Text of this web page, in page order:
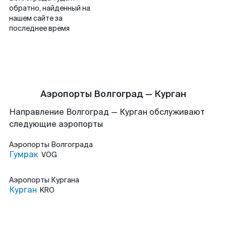
обратно, найденный на
нашем сайте за
последнее время
Аэропорты Волгоград — Курган
Направление Волгоград — Курган обслуживают
следующие аэропорты
Аэропорты Волгограда
Гумрак VOG
Аэропорты Кургана
Курган KRO